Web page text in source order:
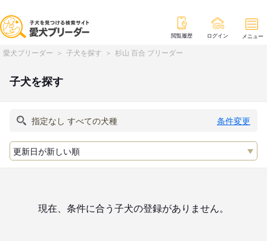
閲覧履歴 ログイン メニュー
愛犬ブリーダー 子犬を探す 杉山 百合 ブリーダー
子犬を探す
条件変更
現在、条件に合う子犬の登録がありません。